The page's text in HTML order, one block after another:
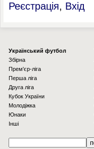
Реєстрація, Вхід
Українcький футбол
Збірна
Прем'єр-ліга
Перша ліга
Друга ліга
Кубок України
Молодіжка
Юнаки
Інші